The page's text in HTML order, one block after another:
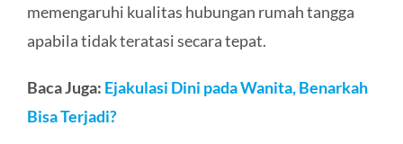
memengaruhi kualitas hubungan rumah tangga
apabila tidak teratasi secara tepat.
Baca Juga: Ejakulasi Dini pada Wanita, Benarkah
Bisa Terjadi?